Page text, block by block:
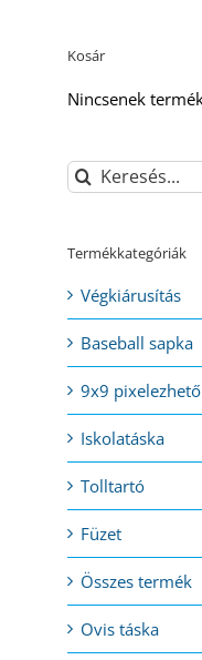
Kosár
Nincsenek
Keresés...
Termékkategóriák
Végkiárusítás
Baseball sapka
9x9
Iskolatáska
Tolltartó
Füzet
Összes termék
Ovis táska